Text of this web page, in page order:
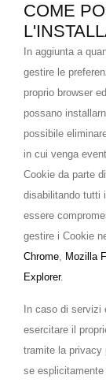
COME
In aggiunta a
gestire le
proprio browser
possano
possibile
in cui venga
Cookie da parte
disabilitando tutti
essere
gestire i Cookie
Chrome, Mozilla
Explorer.
In caso di servizi
esercitare il
tramite la privacy
se